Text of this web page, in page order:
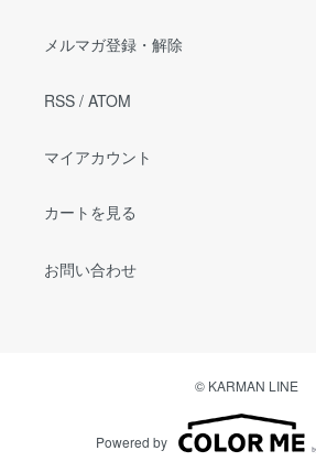
メルマガ登録・解除
RSS / ATOM
マイアカウント
カートを見る
お問い合わせ
© KARMAN LINE
Powered by